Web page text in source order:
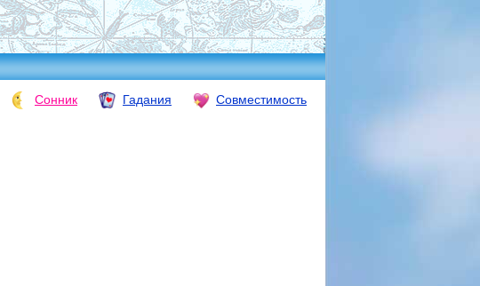
Сонник Гадания Совместимость